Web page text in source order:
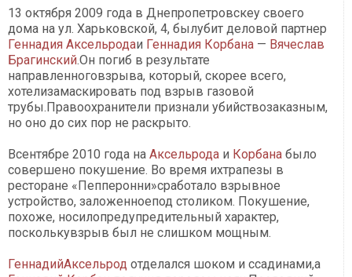
13 октября 2009 года в Днепропетровскеу своего
дома на ул. Харьковской, 4, былубит деловой партнер
Геннадия Аксельродаи Геннадия Корбана — Вячеслав
Брагинский.Он погиб в результате
направленноговзрыва, который, скорее всего,
хотелизамаскировать под взрыв газовой
трубы.Правоохранители признали убийствозаказным,
но оно до сих пор не раскрыто.
Всентябре 2010 года на Аксельрода и Корбана было
совершено покушение. Во время ихтрапезы в
ресторане «Пепперонни»сработало взрывное
устройство, заложенноепод столиком. Покушение,
похоже, носилопредупредительный характер,
посколькувзрыв был не слишком мощным.
ГеннадийАксельрод отделался шоком и ссадинами,а